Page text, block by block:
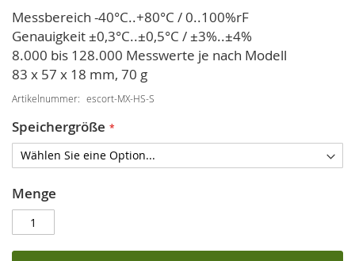
Messbereich -40°C..+80°C / 0..100%rF
Genauigkeit ±0,3°C..±0,5°C / ±3%..±4%
8.000 bis 128.000 Messwerte je nach Modell
83 x 57 x 18 mm, 70 g
Artikelnummer escort-MX-HS-S
Speichergröße
Menge